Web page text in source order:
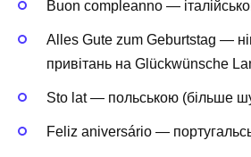
Buon compleanno —
Alles Gute zum Geburtstag —
привітань на Glückwünsche
Sto lat — польською (більше
Feliz aniversário —